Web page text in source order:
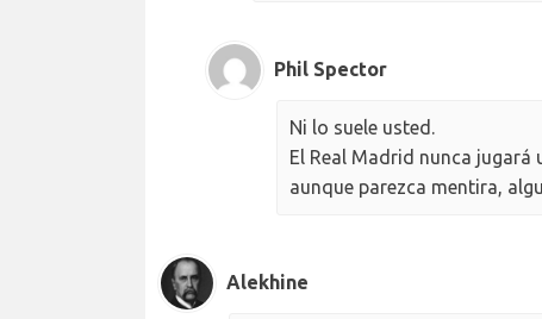
Phil Spector
Ni lo suele usted.
El Real Madrid nunca
aunque parezca mentira,
Alekhine